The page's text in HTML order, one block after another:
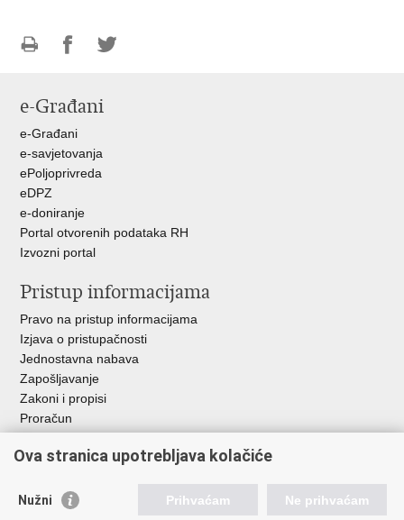
FacebookuTwitteru
e-Građani
e-Građani
e-savjetovanja
ePoljoprivreda
eDPZ
e-doniranje
Portal otvorenih podataka RH
Izvozni portal
Pristup informacijama
Pravo na pristup informacijama
Izjava o pristupačnosti
Jednostavna nabava
Zapošljavanje
Zakoni i propisi
Proračun
RH
Važne poveznice
Ova stranica upotrebljava kolačiće
Nužni Prihvaćam Ne prihvaćam